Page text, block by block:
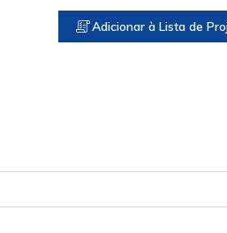
Adicionar à Lista de